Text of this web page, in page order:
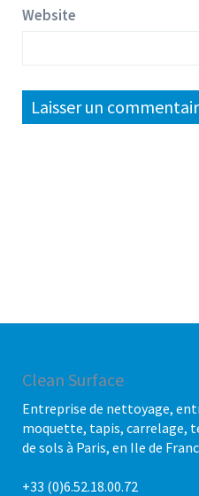
Website
Clean Surface
Entreprise de nettoyage,
moquette, tapis, carrelage,
de sols à Paris, en Ile de
+33 (0)6.52.18.00.72